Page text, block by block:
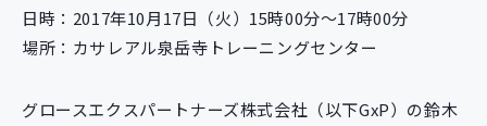
イベント・セミナー
ニュース
Contact
日時：2017年10月17日（火）15時00分～17時00分
場所：カサレアル泉岳寺トレーニングセンター
グロースエクスパートナーズ株式会社（以下GxP）の鈴木